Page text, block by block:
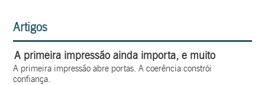
Artigos
A primeira impressão ainda importa, e muito
A primeira impressão abre portas. A coerência constrói
confiança.